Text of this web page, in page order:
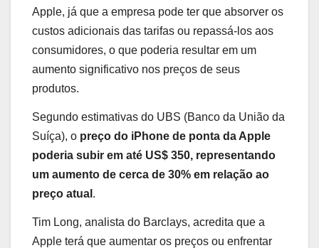
Apple, já que a empresa pode ter que absorver os
custos adicionais das tarifas ou repassá-los aos
consumidores, o que poderia resultar em um
aumento significativo nos preços de seus
produtos.
Segundo estimativas do UBS (Banco da União da
Suíça), o preço do iPhone de ponta da Apple
poderia subir em até US$ 350, representando
um aumento de cerca de 30% em relação ao
preço atual .
Tim Long, analista do Barclays, acredita que a
Apple terá que aumentar os preços ou enfrentar